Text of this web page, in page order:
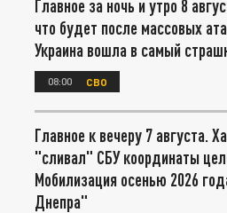
Главное за ночь и утро 8
что будет после массовых
Украина вошла в самый
08:00 СВО
Главное к вечеру 7 августа.
"сливал" СБУ координаты
Мобилизация осенью 2026
Днепра"